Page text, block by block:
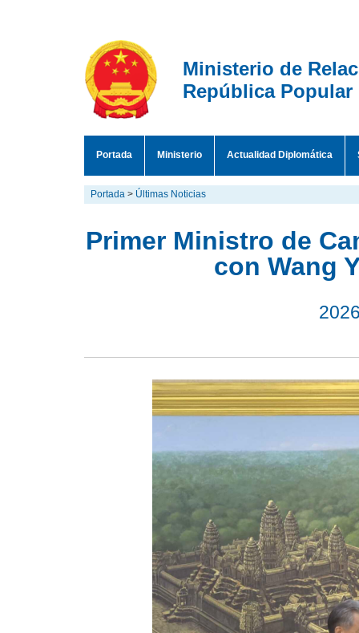
Ministerio de
República Popular
Portada Ministerio Actualidad Diplomática
Portada > Últimas Noticias
Primer Ministro de
con Wang